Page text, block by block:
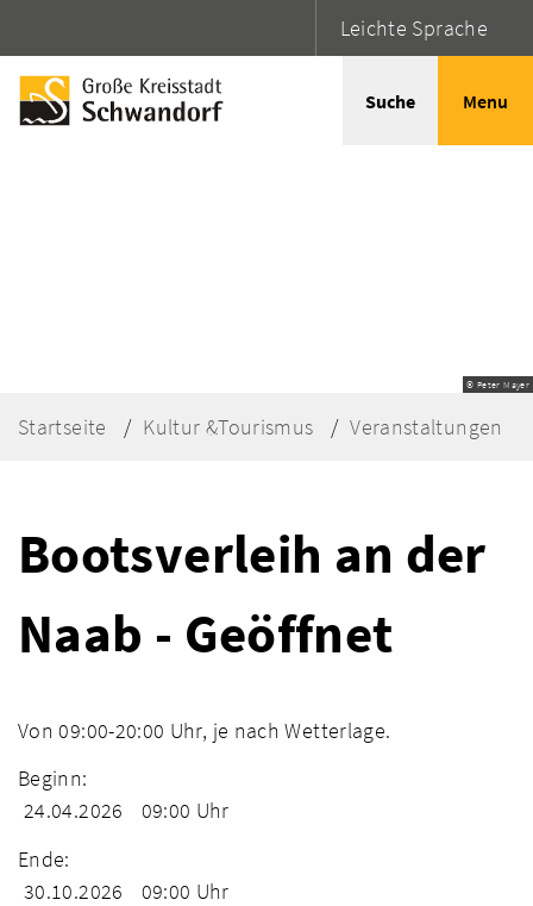
Leichte Sprache
Suche Menu
© Peter Mayer
Startseite Kultur &Tourismus Veranstaltungen
Bootsverleih an der
Naab - Geöffnet
Von 09:00-20:00 Uhr, je nach Wetterlage.
Beginn:
24.04.2026
09:00 Uhr
Ende:
30.10.2026
09:00 Uhr